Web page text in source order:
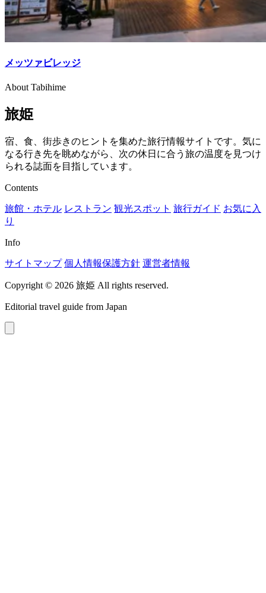
メッツァビレッジ
About Tabihime
旅姫
宿、食、街歩きのヒントを集めた旅行情報サイトです。気に
なる行き先を眺めながら、次の休日に合う旅の温度を見つけ
られる誌面を目指しています。
Contents
旅館・ホテル レストラン 観光スポット 旅行ガイド お気に入
り
Info
サイトマップ 個人情報保護方針 運営者情報
Copyright © 2026 旅姫 All rights reserved.
Editorial travel guide from Japan